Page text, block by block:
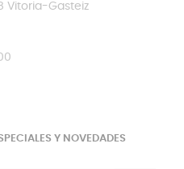
Vitoria-Gasteiz
Y NOVEDADES